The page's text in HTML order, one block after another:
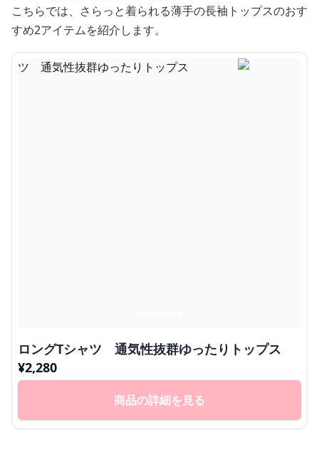
こちらでは、さらっと着られる薄手の長袖トップスのおす
すめ2アイテムを紹介します。
ロングTシャツ 通気性抜群ゆったりトップス
¥2,280
商品の詳細を見る